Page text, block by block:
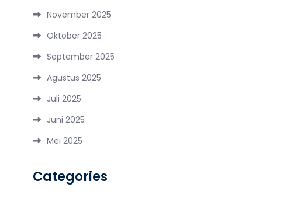
November 2025
Oktober 2025
September 2025
Agustus 2025
Juli 2025
Juni 2025
Mei 2025
Categories